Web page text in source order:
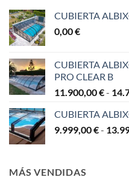
CUBIERTA
0,00€
CUBIERTA
PRO CLEAR B
11.900,00€-
CUBIERTA
9.999,00€-
MÁS VENDIDAS